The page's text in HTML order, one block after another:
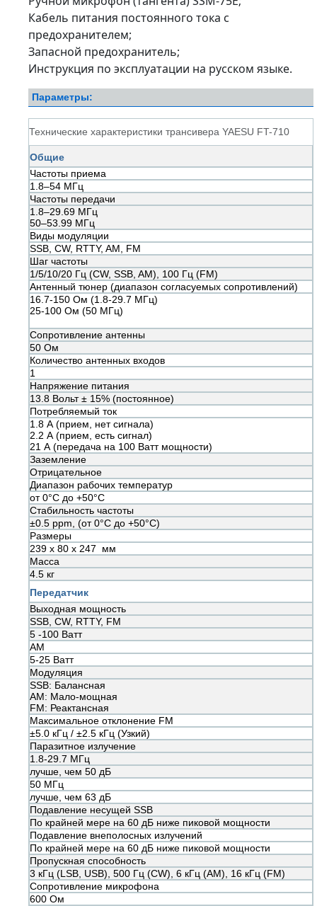
Кабель питания постоянного тока с
предохранителем;
Запасной предохранитель;
Инструкция по эксплуатации на русском языке.
Параметры:
Технические характеристики трансивера YAESU FT-710
Общие
Частоты приема
1.8–54 МГц
Частоты передачи
1.8–29.69 МГц
50–53.99 МГц
Виды модуляции
SSB, CW, RTTY, AM, FM
Шаг частоты
1/5/10/20 Гц (CW, SSB, AM), 100 Гц (FM)
Антенный тюнер (диапазон согласуемых сопротивлений)
16.7-150 Ом (1.8-29.7 МГц)
25-100 Ом (50 МГц)
Сопротивление антенны
50 Ом
Количество антенных входов
1
Напряжение питания
13.8 Вольт ± 15% (постоянное)
Потребляемый ток
1.8 А (прием, нет сигнала)
2.2 А (прием, есть сигнал)
21 А (передача на 100 Ватт мощности)
Заземление
Отрицательное
Диапазон рабочих температур
от 0°C до +50°C
Стабильность частоты
±0.5 ppm, (от 0°C до +50°C)
Размеры
239 х 80 х 247 мм
Масса
4.5 кг
Передатчик
Выходная мощность
SSB, CW, RTTY, FM
5 -100 Ватт
AM
5-25 Ватт
Модуляция
SSB: Балансная
AM: Мало-мощная
FM: Реактансная
Максимальное отклонение FM
±5.0 кГц / ±2.5 кГц (Узкий)
Паразитное излучение
1.8-29.7 МГц
лучше, чем 50 дБ
50 МГц
лучше, чем 63 дБ
Подавление несущей SSB
По крайней мере на 60 дБ ниже пиковой мощности
Подавление внеполосных излучений
По крайней мере на 60 дБ ниже пиковой мощности
Пропускная способность
3 кГц (LSB, USB), 500 Гц (CW), 6 кГц (AM), 16 кГц (FM)
Сопротивление микрофона
600 Ом